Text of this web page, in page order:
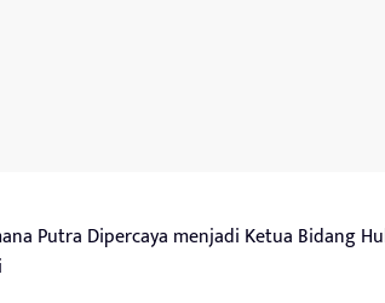
Putra Dipercaya menjadi Ketua Bidang